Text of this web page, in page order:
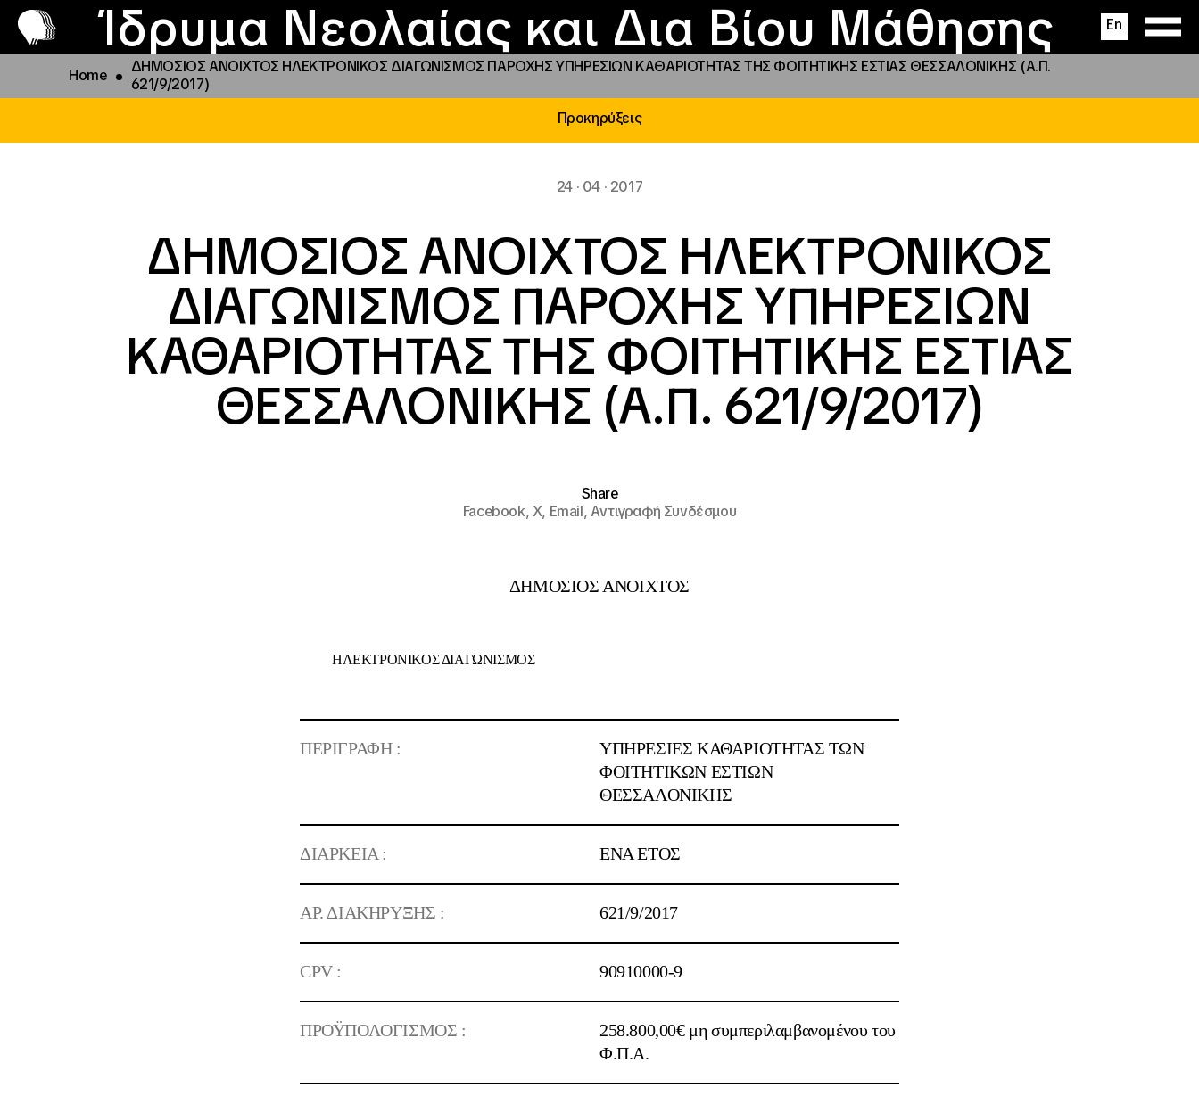
Ίδρυμα Νεολαίας και Δια Βίου Μάθησης En
Το ΙΝΕΔΙΒΙΜ
Προγράμματα και δράσεις
Φοιτητικές Εστίες
Παραχώρηση αιγίδας
Νέα
Επικοινωνία
Home
ΔΗΜΟΣΙΟΣ ΑΝΟΙΧΤΟΣ ΗΛΕΚΤΡΟΝΙΚΟΣ ΔΙΑΓΩΝΙΣΜΟΣ ΠΑΡΟΧΗΣ ΥΠΗΡΕΣΙΩΝ ΚΑΘΑΡΙΟΤΗΤΑΣ ΤΗΣ ΦΟΙΤΗΤΙΚΗΣ ΕΣΤΙΑΣ ΘΕΣΣΑΛΟΝΙΚΗΣ (Α.Π.
621/9/2017)
Προκηρύξεις
24 · 04 · 2017
ΔΗΜΟΣΙΟΣ ΑΝΟΙΧΤΟΣ ΗΛΕΚΤΡΟΝΙΚΟΣ
ΔΙΑΓΩΝΙΣΜΟΣ ΠΑΡΟΧΗΣ ΥΠΗΡΕΣΙΩΝ
ΚΑΘΑΡΙΟΤΗΤΑΣ ΤΗΣ ΦΟΙΤΗΤΙΚΗΣ ΕΣΤΙΑΣ
ΘΕΣΣΑΛΟΝΙΚΗΣ (Α.Π. 621/9/2017)
Share
Facebook,X, Email,Αντιγραφή Συνδέσμου
ΔΗΜΟΣΙΟΣ ΑΝΟΙΧΤΟΣ
ΗΛΕΚΤΡΟΝΙΚΟΣ ΔΙΑΓΩΝΙΣΜΟΣ
ΠΕΡΙΓΡΑΦΗ :
ΥΠΗΡΕΣΙΕΣ ΚΑΘΑΡΙΟΤΗΤΑΣ ΤΩΝ
ΦΟΙΤΗΤΙΚΩΝ ΕΣΤΙΩΝ
ΘΕΣΣΑΛΟΝΙΚΗΣ
ΔΙΑΡΚΕΙΑ : ΕΝΑ ΕΤΟΣ
ΑΡ. ΔΙΑΚΗΡΥΞΗΣ : 621/9/2017
CPV : 90910000-9
ΠΡΟΫΠΟΛΟΓΙΣΜΟΣ :
258.800,00€ μη συμπεριλαμβανομένου του
Φ.Π.Α.